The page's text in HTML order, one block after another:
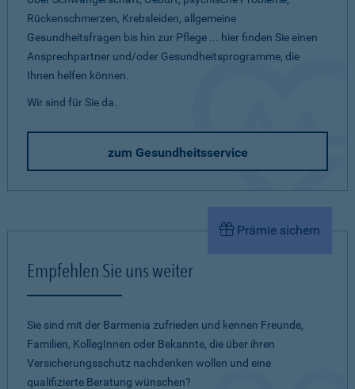
Rückenschmerzen, Krebsleiden, allgemeine
Gesundheitsfragen bis hin zur Pflege ... hier finden Sie einen
Ansprechpartner und/oder Gesundheitsprogramme, die
Ihnen helfen können.
Wir sind für Sie da.
zum Gesundheitsservice
Prämie sichern
Empfehlen Sie uns weiter
Sie sind mit der Barmenia zufrieden und kennen Freunde,
Familien, KollegInnen oder Bekannte, die über ihren
Versicherungsschutz nachdenken wollen und eine
qualifizierte Beratung wünschen?